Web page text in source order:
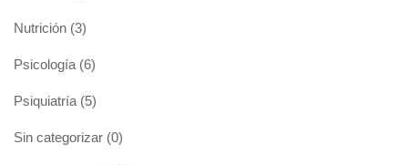
Nutrición (3)
Psicología (6)
Psiquiatría (5)
Sin categorizar (0)